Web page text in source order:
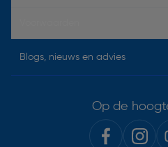
Blogs, nieuws en advies
Op de